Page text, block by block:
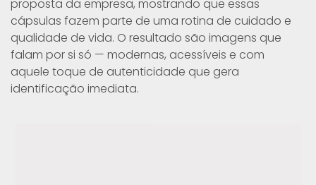
proposta da empresa, mostrando que essas
cápsulas fazem parte de uma rotina de cuidado e
qualidade de vida. O resultado são imagens que
falam por si só — modernas, acessíveis e com
aquele toque de autenticidade que gera
identificação imediata.